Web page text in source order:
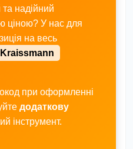
та надійний
ціною? У нас для
на весь
Kraissmann
при оформленні
додаткову
інструмент.